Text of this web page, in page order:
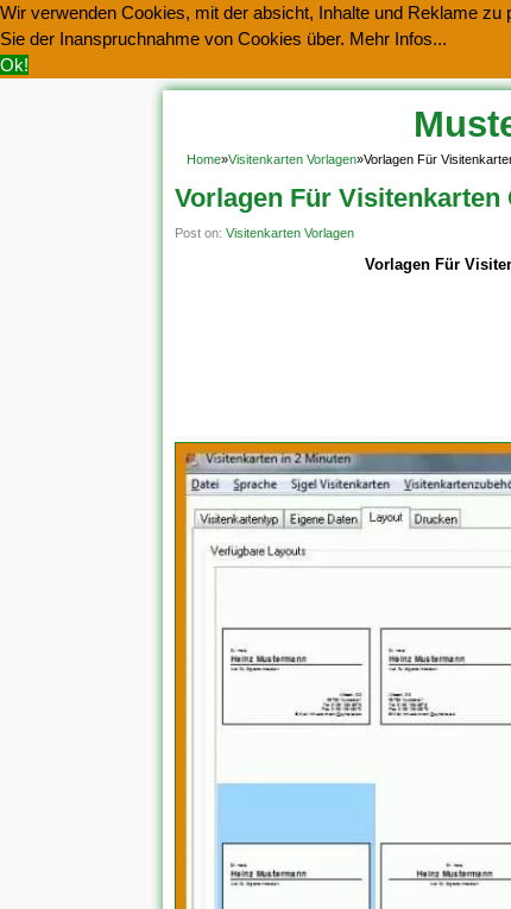
Wir verwenden Cookies, mit der absicht, Inhalte und Reklame
Sie der Inanspruchnahme von Cookies über. Mehr Infos...
Ok!
Home»Visitenkarten Vorlagen»Vorlagen Für
Vorlagen Für
Post on: Visitenkarten Vorlagen
Vorlagen Für